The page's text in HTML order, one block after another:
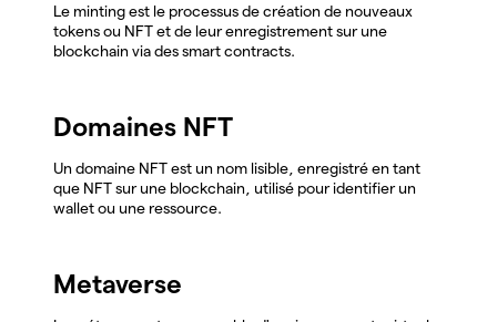
Le minting est le processus de création de nouveaux
tokens ou NFT et de leur enregistrement sur une
blockchain via des smart contracts.
Domaines NFT
Un domaine NFT est un nom lisible, enregistré en tant
que NFT sur une blockchain, utilisé pour identifier un
wallet ou une ressource.
Metaverse